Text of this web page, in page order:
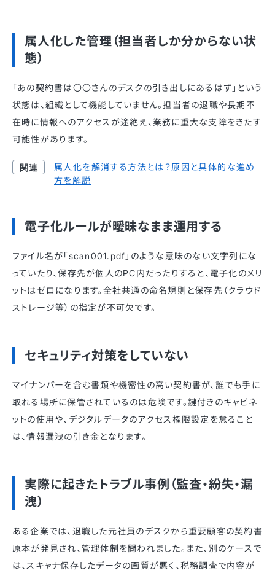
属人化した管理（担当者しか分からない状
態）
「あの契約書は〇〇さんのデスクの引き出しにあるはず」という
状態は、組織として機能していません。担当者の退職や長期不
在時に情報へのアクセスが途絶え、業務に重大な支障をきたす
可能性があります。
属人化を解消する方法とは？原因と具体的な進め
方を解説
電子化ルールが曖昧なまま運用する
ファイル名が「scan001.pdf」のような意味のない文字列にな
っていたり、保存先が個人のPC内だったりすると、電子化のメリ
ットはゼロになります。全社共通の命名規則と保存先（クラウド
ストレージ等）の指定が不可欠です。
セキュリティ対策をしていない
マイナンバーを含む書類や機密性の高い契約書が、誰でも手に
取れる場所に保管されているのは危険です。鍵付きのキャビネ
ットの使用や、デジタルデータのアクセス権限設定を怠ること
は、情報漏洩の引き金となります。
実際に起きたトラブル事例（監査・紛失・漏
洩）
ある企業では、退職した元社員のデスクから重要顧客の契約書
原本が発見され、管理体制を問われました。また、別のケースで
は、スキャナ保存したデータの画質が悪く、税務調査で内容が